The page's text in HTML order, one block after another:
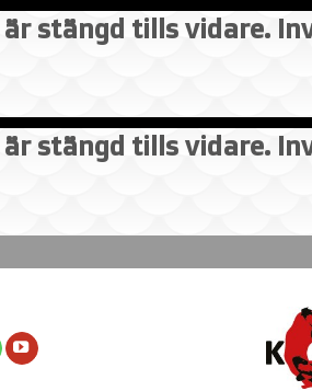
är stängd tills vidare.
är stängd tills vidare.